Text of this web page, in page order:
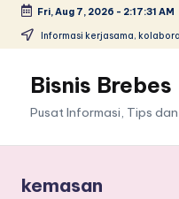
Skip
content
Fri, Aug 7, 2026 - 2:17:32 AM
Informasi kerjasama,
Bisnis Brebes
Pusat Informasi, Tips
kemasan